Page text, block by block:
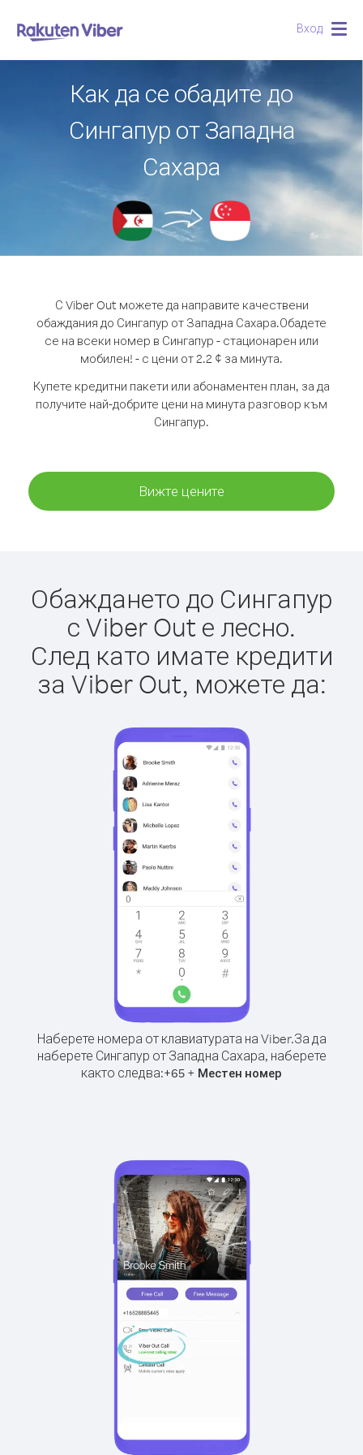
Вход
Как да се обадите до
Сингапур от Западна
Сахара
С Viber Out можете да направите качествени
обаждания до Сингапур от Западна Сахара.Обадете
се на всеки номер в Сингапур - стационарен или
мобилен! - с цени от 2.2 ¢ за минута.
Купете кредитни пакети или абонаментен план, за да
получите най-добрите цени на минута разговор към
Сингапур.
Вижте цените
Обаждането до Сингапур
с Viber Out е лесно.
След като имате кредити
за Viber Out, можете да:
Наберете номера от клавиатурата на Viber.За да
наберете Сингапур от Западна Сахара, наберете
както следва:+65 + Местен номер